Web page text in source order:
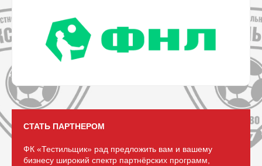
СТАТЬ ПАРТНЕРОМ
ФК «Тестильщик» рад предложить вам и вашему
бизнесу широкий спектр партнёрских программ,